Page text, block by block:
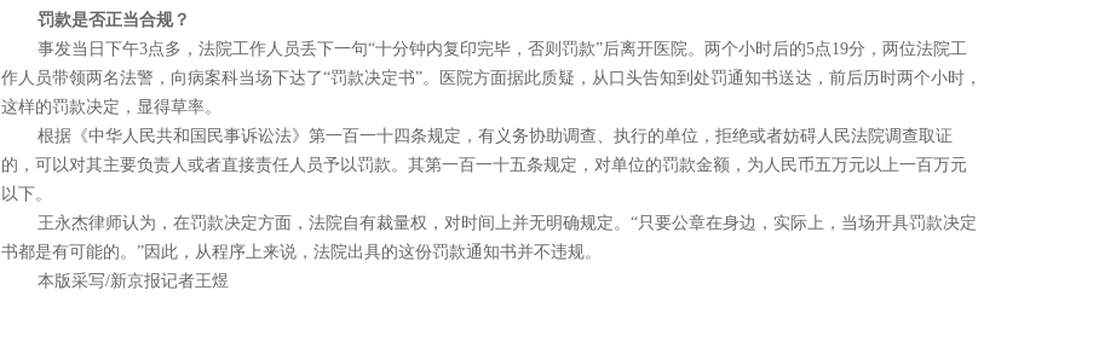
罚款是否正当合规？
事发当日下午3点多，法院工作人员丢下一句“十分钟内复印完毕，否则罚款”后离开医院。两个小时后的5点19分，两位法院工
作人员带领两名法警，向病案科当场下达了“罚款决定书”。医院方面据此质疑，从口头告知到处罚通知书送达，前后历时两个小时，
这样的罚款决定，显得草率。
根据《中华人民共和国民事诉讼法》第一百一十四条规定，有义务协助调查、执行的单位，拒绝或者妨碍人民法院调查取证
的，可以对其主要负责人或者直接责任人员予以罚款。其第一百一十五条规定，对单位的罚款金额，为人民币五万元以上一百万元
以下。
王永杰律师认为，在罚款决定方面，法院自有裁量权，对时间上并无明确规定。“只要公章在身边，实际上，当场开具罚款决定
书都是有可能的。”因此，从程序上来说，法院出具的这份罚款通知书并不违规。
本版采写/新京报记者王煜